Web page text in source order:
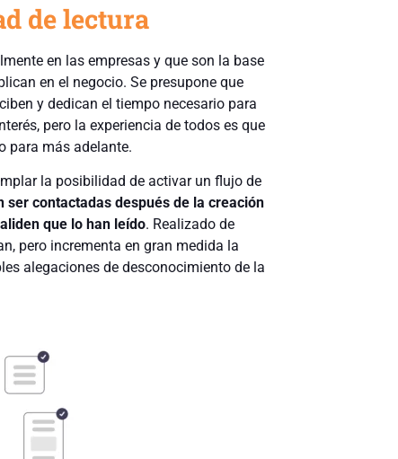
de lectura
en las empresas y que son la base
en el negocio. Se presupone que
y dedican el tiempo necesario para
pero la experiencia de todos es que
para más adelante.
la posibilidad de activar un flujo de
ser contactadas después de la creación
que lo han leído. Realizado de
pero incrementa en gran medida la
alegaciones de desconocimiento de la